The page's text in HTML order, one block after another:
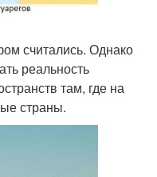
считались. Однако
реальность
там, где на
страны.